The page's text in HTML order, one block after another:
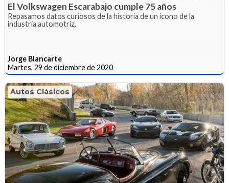
El Volkswagen Escarabajo cumple 75 años
Repasamos datos curiosos de la historia de un ícono de la
industria automotriz.
Jorge Blancarte
Martes, 29 de diciembre de 2020
Autos Clásicos